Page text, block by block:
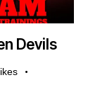
Devils